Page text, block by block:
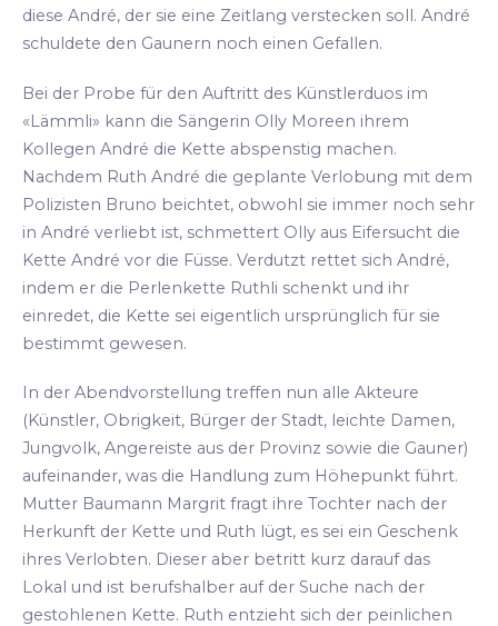
diese André, der sie eine Zeitlang verstecken soll. André
schuldete den Gaunern noch einen Gefallen.
Bei der Probe für den Auftritt des Künstlerduos im
«Lämmli» kann die Sängerin Olly Moreen ihrem
Kollegen André die Kette abspenstig machen.
Nachdem Ruth André die geplante Verlobung mit dem
Polizisten Bruno beichtet, obwohl sie immer noch sehr
in André verliebt ist, schmettert Olly aus Eifersucht die
Kette André vor die Füsse. Verdutzt rettet sich André,
indem er die Perlenkette Ruthli schenkt und ihr
einredet, die Kette sei eigentlich ursprünglich für sie
bestimmt gewesen.
In der Abendvorstellung treffen nun alle Akteure
(Künstler, Obrigkeit, Bürger der Stadt, leichte Damen,
Jungvolk, Angereiste aus der Provinz sowie die Gauner)
aufeinander, was die Handlung zum Höhepunkt führt.
Mutter Baumann Margrit fragt ihre Tochter nach der
Herkunft der Kette und Ruth lügt, es sei ein Geschenk
ihres Verlobten. Dieser aber betritt kurz darauf das
Lokal und ist berufshalber auf der Suche nach der
gestohlenen Kette. Ruth entzieht sich der peinlichen